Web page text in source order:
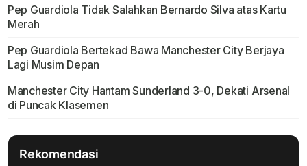
Pep Guardiola Tidak Salahkan Bernardo Silva atas Kartu
Merah
Pep Guardiola Bertekad Bawa Manchester City Berjaya
Lagi Musim Depan
Manchester City Hantam Sunderland 3-0, Dekati Arsenal
di Puncak Klasemen
Rekomendasi